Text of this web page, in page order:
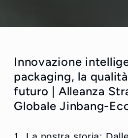
Innovazione
packaging, la
futuro | Alleanza
Globale Jinbang-